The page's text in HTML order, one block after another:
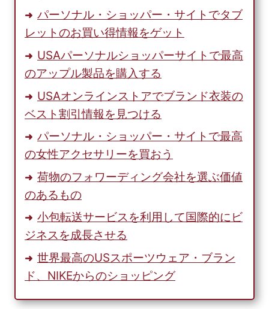
め
る
法
パーソナル・ショッパー・サイトでタブ
レットのお買い得情報をゲット
USAパーソナルショッパーサイトで最高
のアップル製品を購入する
USAオンラインストアでブランド衣装の
ベスト割引情報を見つける
パーソナル・ショッパー・サイトで最高
の女性アクセサリーを買おう
荷物のフォワーディング会社を選ぶ価値
のあるもの
小包転送サービスを利用して国際的にビ
ジネスを成長させる
世界最高のUSスポーツウェア・ブラン
ド、NIKEからのショッピング